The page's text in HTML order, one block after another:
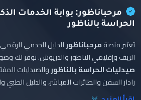
مرحباناظور: بوابة الخدمات
الحراسة بالناظور
تعتبر منصةمرحباناظورالدليل الخدمي
الريف وإقليمي الناظور والدريوش. نوفر لك
صيدليات الحراسة بالناظور
رادار السفن والطائرات المباشر، والدليل الطبي